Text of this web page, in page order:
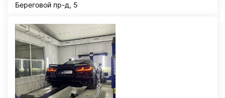
Береговой пр-д, 5